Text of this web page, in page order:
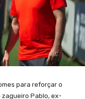
para reforçar o
zagueiro Pablo, ex-